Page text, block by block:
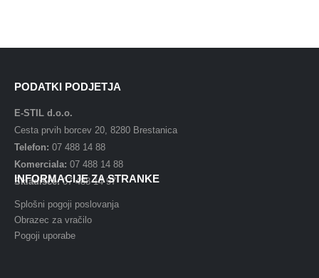
PODATKI PODJETJA
E-STIL d.o.o.
Cesta prvih borcev 20, 8280 Brestanica
Telefon: 07 488 14 88
Komerciala: 07 488 14 88
Skladišče:07 488 14 97
INFORMACIJE ZA STRANKE
Splošni pogoji poslovanja
Obrazec za vračilo
Pogoji uporabe